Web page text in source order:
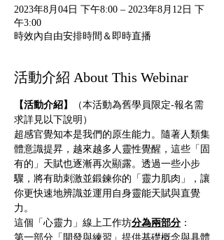
2023年8月04日 下午8:00 – 2023年8月12日 下
午3:00
時效內自由安排時間＆即時直播
活動介紹 About This Webinar
【活動介紹】
（本活動為舊學員限定-報名需
求詳見以下說明）
超感官覺知本是我們的原生能力。隨著人類集
體意識提昇，越來越多人靈性覺醒，這些「固
有的」天賦也逐漸再次顯露。透過一些小步
驟，將有助刺激並鍛鍊你的「靈力肌肉」，讓
你更快速地辨識並運用自身靈能天賦與直覺
力。
這個「心靈力」線上工作坊分為兩部分 ：
第一部分「開發與練習」提供基礎概念與具體